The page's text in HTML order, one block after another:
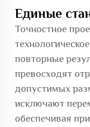
Единые
Точностное
повторные
превосходят
допустимых
исключают
обеспечивая